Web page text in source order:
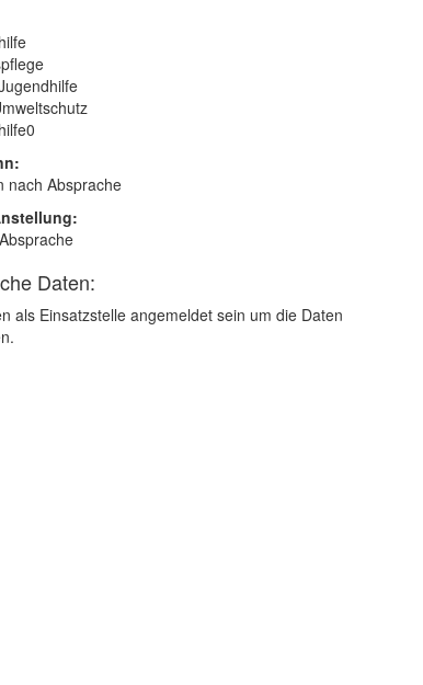
nach Absprache
Daten:
als Einsatzstelle angemeldet sein um die Daten